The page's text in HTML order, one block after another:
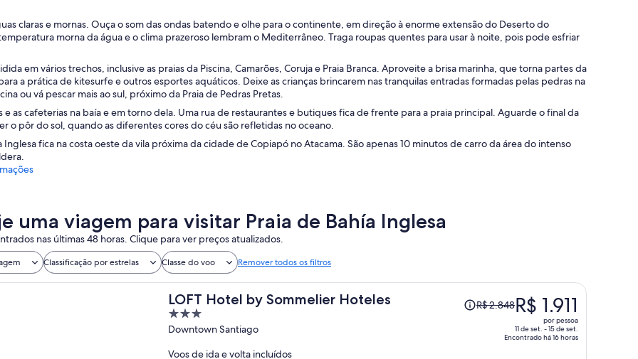
claras e mornas. Ouça o som das ondas batendo e olhe para o continente, em direção à enorme extensão do Deserto do
morna da água e o clima prazeroso lembram o Mediterrâneo. Traga roupas quentes para usar à noite, pois pode esfriar
em vários trechos, inclusive as praias da Piscina, Camarões, Coruja e Praia Branca. Aproveite a brisa marinha, que torna partes da
a prática de kitesurfe e outros esportes aquáticos. Deixe as crianças brincarem nas tranquilas entradas formadas pelas pedras na
ou vá pescar mais ao sul, próximo da Praia de Pedras Pretas.
e as cafeterias na baía e em torno dela. Uma rua de restaurantes e butiques fica de frente para a praia principal. Aguarde o final da
o pôr do sol, quando as diferentes cores do céu são refletidas no oceano.
Inglesa fica na costa oeste da vila próxima da cidade de Copiapó no Atacama. São apenas 10 minutos de carro da área do intenso
uma viagem para visitar Praia de Bahía Inglesa
nas últimas 48 horas. Clique para ver preços atualizados.
Classificação por estrelas Classe do voo Remover todos os filtros
LOFT Hotel by Sommelier Hoteles
3
out
Downtown Santiago
O
preço
R$ 2.848
R$ 2.848R$ 1.911
por pessoa
11 de set. - 15 de set.
Encontrado há 16 horas
Voos de ida e volta incluídos